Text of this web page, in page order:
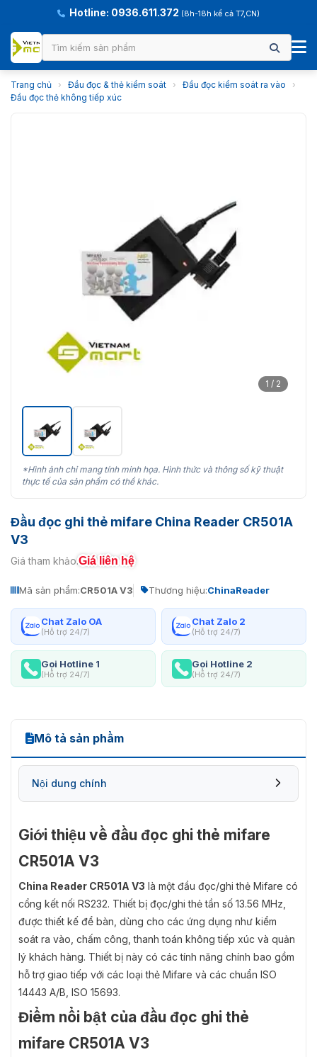
Hotline: 0936.611.372 (8h-18h kể cả T7,CN)
Trang chủ › Đầu đọc & thẻ kiểm soát › Đầu đọc kiểm soát ra vào
›
Đầu đọc thẻ không tiếp xúc
1 / 2
*Hình ảnh chỉ mang tính minh họa. Hình thức và thông số kỹ thuật
thực tế của sản phẩm có thể khác.
Đầu đọc ghi thẻ mifare China Reader CR501A
V3
Giá tham khảo:Giá liên hệ
Mã sản phẩm:CR501A V3 Thương hiệu:ChinaReader
Chat Zalo OA
(Hỗ trợ 24/7)
Chat Zalo 2
(Hỗ trợ 24/7)
Gọi Hotline 1
(Hỗ trợ 24/7)
Gọi Hotline 2
(Hỗ trợ 24/7)
Mô tả sản phẩm
Nội dung chính
Giới thiệu về đầu đọc ghi thẻ mifare
CR501A V3
China Reader CR501A V3 là một đầu đọc/ghi thẻ Mifare có
cổng kết nối RS232. Thiết bị đọc/ghi thẻ tần số 13.56 MHz,
được thiết kế để bàn, dùng cho các ứng dụng như kiểm
soát ra vào, chấm công, thanh toán không tiếp xúc và quản
lý khách hàng. Thiết bị này có các tính năng chính bao gồm
hỗ trợ giao tiếp với các loại thẻ Mifare và các chuẩn ISO
14443 A/B, ISO 15693.
Điểm nổi bật của đầu đọc ghi thẻ
mifare CR501A V3